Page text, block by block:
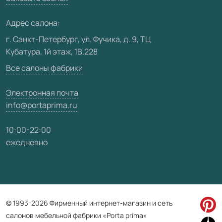
Карта сайта
Адрес салона:
г. Санкт-Петербург, ул. Фучика, д. 9, ТЦ
Кубатура, 1й этаж, 1В.228
Все салоны фабрики
Электронная почта
info@portaprima.ru
10:00-22:00
ежедневно
© 1993-2026 Фирменный интернет-магазин и сеть
салонов мебельной фабрики «Porta prima»